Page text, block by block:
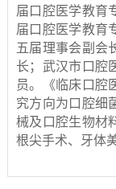
届口腔医学教育
届口腔医学教育
五届理事会副会
长；武汉市口腔
员。《临床口腔
究方向为口腔细
械及口腔生物材
根尖手术、牙体